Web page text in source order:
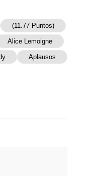
(11.77 Puntos)
Alice Lemoigne
Aplausos